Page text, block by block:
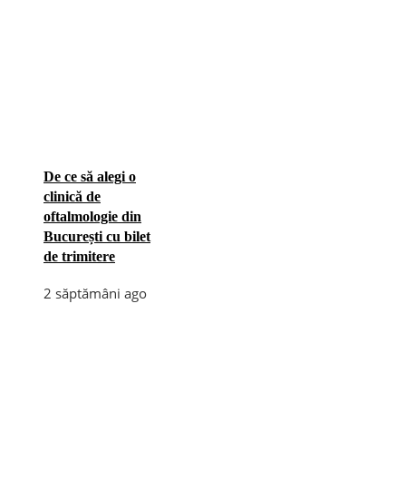
De ce să alegi o
clinică de
oftalmologie din
București cu bilet
de trimitere
2 săptămâni ago